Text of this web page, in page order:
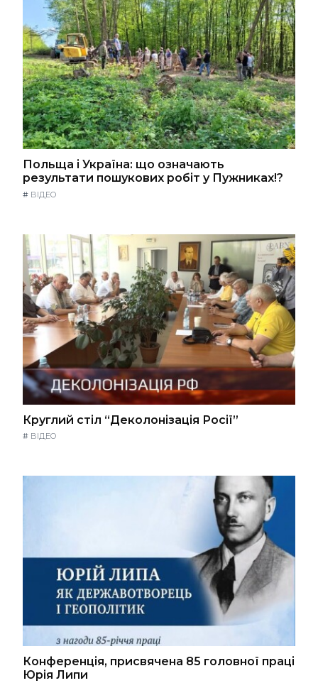
Польща і Україна: що означають
результати пошукових робіт у Пужниках!?
# ВІДЕО
Круглий стіл “Деколонізація Росії”
# ВІДЕО
Конференція, присвячена 85 головної праці
Юрія Липи